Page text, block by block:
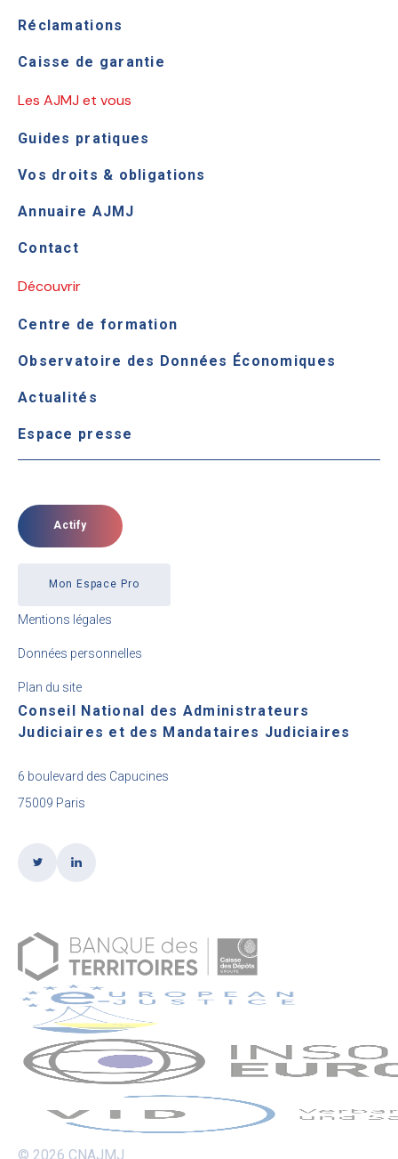
Réclamations
Caisse de garantie
Les AJMJ et vous
Guides pratiques
Vos droits & obligations
Annuaire AJMJ
Contact
Découvrir
Centre de formation
Observatoire des Données Économiques
Actualités
Espace presse
Actify
Mon Espace Pro
Mentions légales
Données personnelles
Plan du site
Conseil National des Administrateurs
Judiciaires et des Mandataires Judiciaires
6 boulevard des Capucines
75009 Paris
© 2026 CNAJMJ